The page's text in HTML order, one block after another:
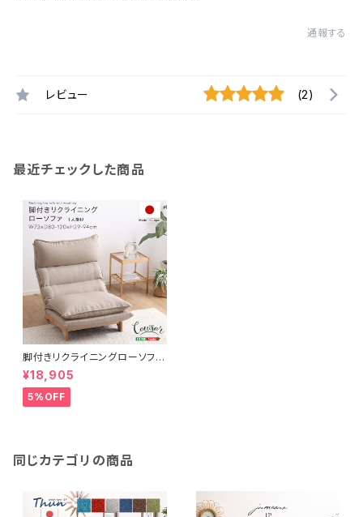
通報する
レビュー (2)
最近チェックした商品
脚付きリクライニングローソフ
ァ 1人掛け【Cowser-カウザ
ー-】 SH-07-FRZ
¥18,905
5%OFF
同じカテゴリの商品